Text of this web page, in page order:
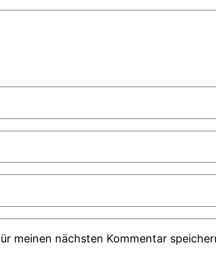
meinen nächsten Kommentar